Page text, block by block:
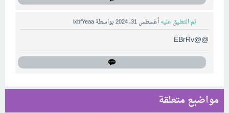
تم التعليق عليه أغسطس 31، 2024 بواسطة lxbfYeaa
@@EBrRv
مواضيع متعلقة